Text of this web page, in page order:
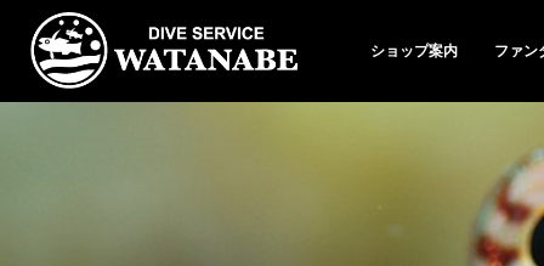
ショップ案内 ファン